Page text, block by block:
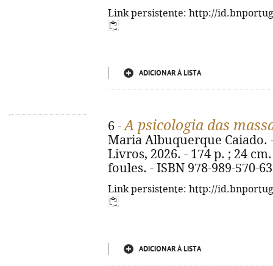
Link persistente: http://
ADICIONAR À LISTA
6 -A psicologia das
Maria Albuquerque Caiado.
Livros, 2026. - 174 p. ; 24
foules. - ISBN 978-989-570-
Link persistente: http://
ADICIONAR À LISTA